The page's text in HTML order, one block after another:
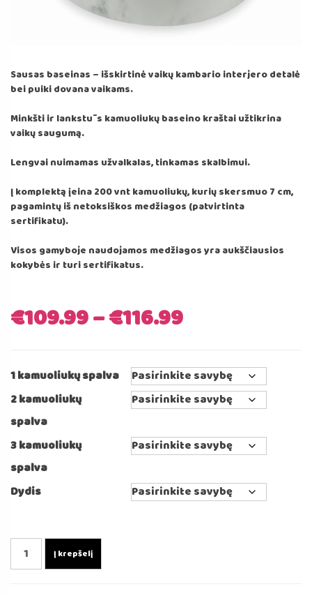
Sausas baseinas – išskirtinė vaikų kambario interjero detalė
bei puiki dovana vaikams.
Minkšti ir lankstūs kamuoliukų baseino kraštai užtikrina
vaikų saugumą.
Lengvai nuimamas užvalkalas, tinkamas skalbimui.
Į komplektą įeina 200 vnt kamuoliukų, kurių skersmuo 7 cm,
pagamintų iš netoksiškos medžiagos (patvirtinta
sertifikatu).
Visos gamyboje naudojamos medžiagos yra aukščiausios
kokybės ir turi sertifikatus.
€109.99–€116.99
1 kamuoliukų spalva
2 kamuoliukų
spalva
3 kamuoliukų
spalva
Dydis
kiekis:
Į krepšelį